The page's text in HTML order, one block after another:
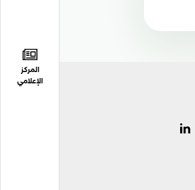
المركز
الإعلامي